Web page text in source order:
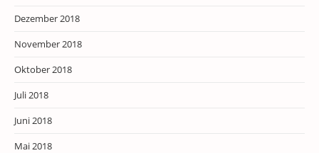
Dezember 2018
November 2018
Oktober 2018
Juli 2018
Juni 2018
Mai 2018